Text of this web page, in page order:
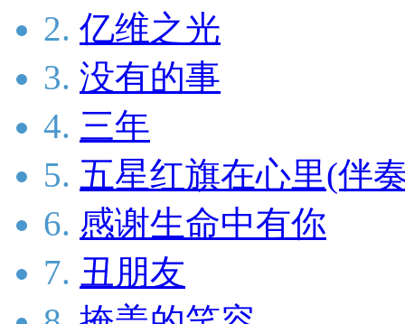
2. 亿维之光
3. 没有的事
4. 三年
5. 五星红旗在心里(伴
6. 感谢生命中有你
7. 丑朋友